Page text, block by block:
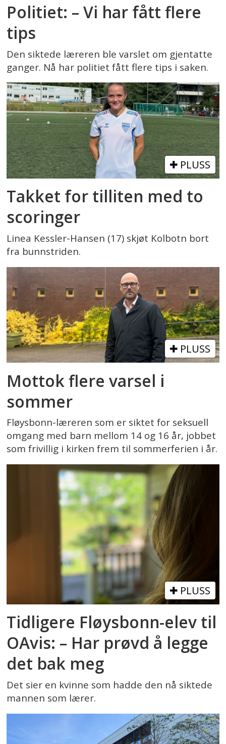
Politiet: – Vi har fått flere
tips
Den siktede læreren ble varslet om gjentatte
ganger. Nå har politiet fått flere tips i saken.
PLUSS
Takket for tilliten med to
scoringer
Linea Kessler-Hansen (17) skjøt Kolbotn bort
fra bunnstriden.
PLUSS
Mottok flere varsel i
sommer
Fløysbonn-læreren som er siktet for seksuell
omgang med barn mellom 14 og 16 år, jobbet
som frivillig i kirken frem til sommerferien i år.
PLUSS
Tidligere Fløysbonn-elev til
OAvis: – Har prøvd å legge
det bak meg
Det sier en kvinne som hadde den nå siktede
mannen som lærer.